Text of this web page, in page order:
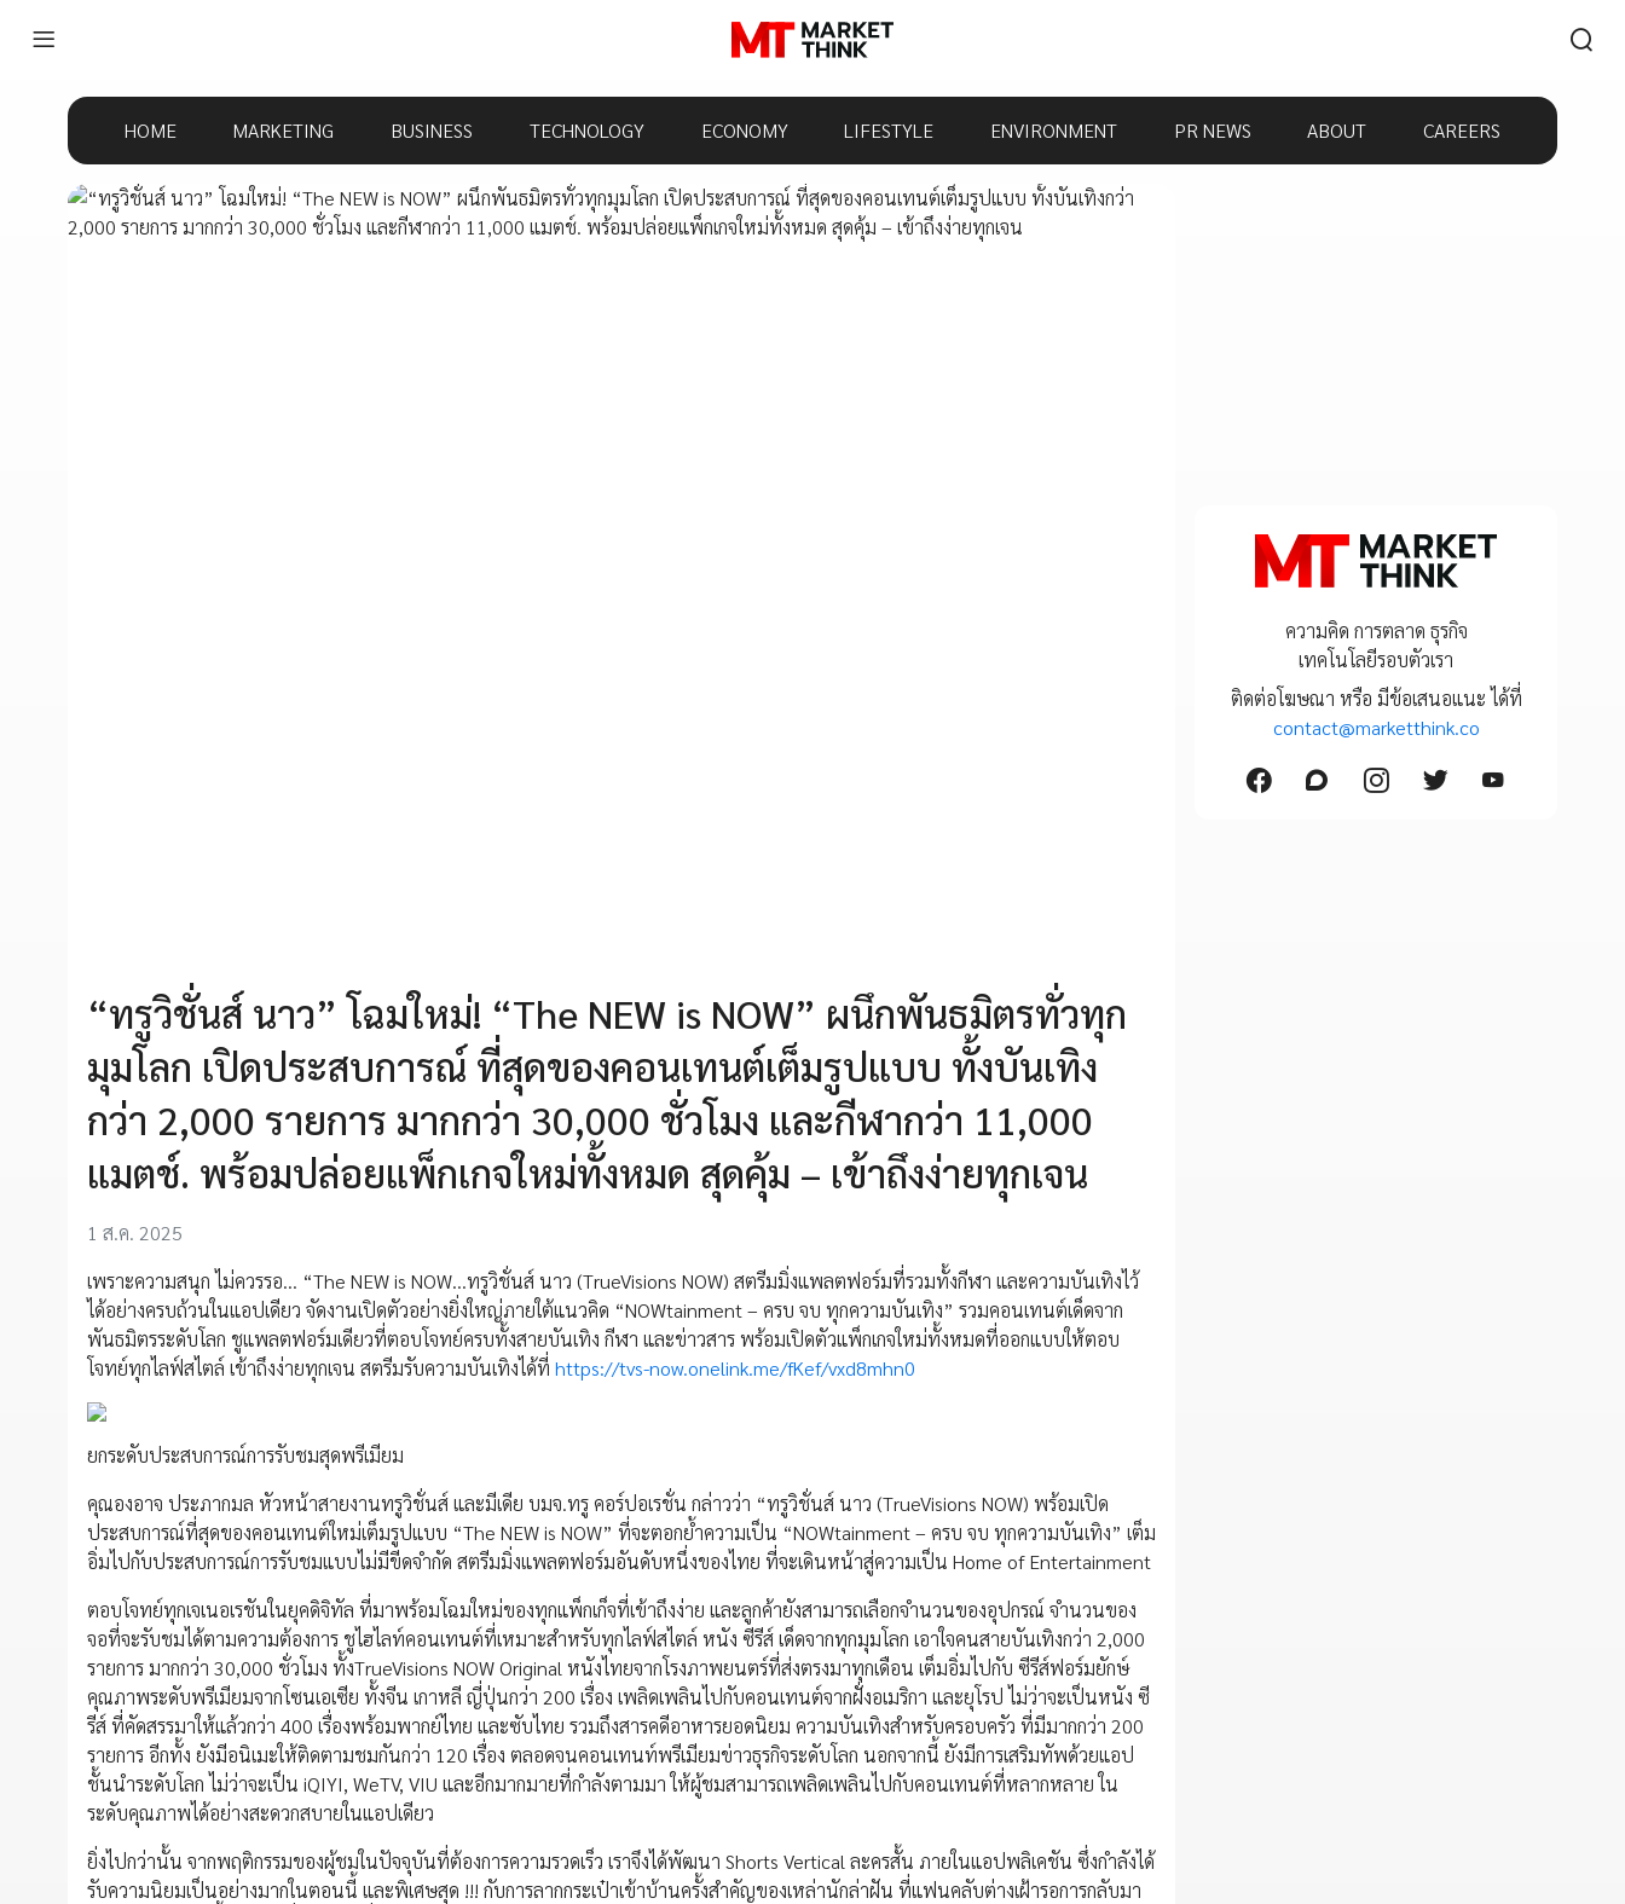
HOME MARKETING BUSINESS TECHNOLOGY ECONOMY LIFESTYLE ENVIRONMENT PR NEWS ABOUT CAREERS
“ทรูวิชั่นส์ นาว” โฉมใหม่! “The NEW is NOW” ผนึกพันธมิตรทั่วทุก
มุมโลก เปิดประสบการณ์ ที่สุดของคอนเทนต์เต็มรูปแบบ ทั้งบันเทิง
กว่า 2,000 รายการ มากกว่า 30,000 ชั่วโมง และกีฬากว่า 11,000
แมตช์. พร้อมปล่อยแพ็กเกจใหม่ทั้งหมด สุดคุ้ม – เข้าถึงง่ายทุกเจน
1 ส.ค. 2025
เพราะความสนุก ไม่ควรรอ… “The NEW is NOW…ทรูวิชั่นส์ นาว (TrueVisions NOW) สตรีมมิ่งแพลตฟอร์มที่รวมทั้งกีฬา และความบันเทิงไว้
ได้อย่างครบถ้วนในแอปเดียว จัดงานเปิดตัวอย่างยิ่งใหญ่ภายใต้แนวคิด “NOWtainment – ครบ จบ ทุกความบันเทิง” รวมคอนเทนต์เด็ดจาก
พันธมิตรระดับโลก ชูแพลตฟอร์มเดียวที่ตอบโจทย์ครบทั้งสายบันเทิง กีฬา และข่าวสาร พร้อมเปิดตัวแพ็กเกจใหม่ทั้งหมดที่ออกแบบให้ตอบ
โจทย์ทุกไลฟ์สไตล์ เข้าถึงง่ายทุกเจน สตรีมรับความบันเทิงได้ที่ https://tvs-now.onelink.me/fKef/vxd8mhn0
ยกระดับประสบการณ์การรับชมสุดพรีเมียม
คุณองอาจ ประภากมล หัวหน้าสายงานทรูวิชั่นส์ และมีเดีย บมจ.ทรู คอร์ปอเรชั่น กล่าวว่า “ทรูวิชั่นส์ นาว (TrueVisions NOW) พร้อมเปิด
ประสบการณ์ที่สุดของคอนเทนต์ใหม่เต็มรูปแบบ “The NEW is NOW” ที่จะตอกย้ำความเป็น “NOWtainment – ครบ จบ ทุกความบันเทิง” เต็ม
อิ่มไปกับประสบการณ์การรับชมแบบไม่มีขีดจำกัด สตรีมมิ่งแพลตฟอร์มอันดับหนึ่งของไทย ที่จะเดินหน้าสู่ความเป็น Home of Entertainment
ตอบโจทย์ทุกเจเนอเรชันในยุคดิจิทัล ที่มาพร้อมโฉมใหม่ของทุกแพ็กเก็จที่เข้าถึงง่าย และลูกค้ายังสามารถเลือกจำนวนของอุปกรณ์ จำนวนของ
จอที่จะรับชมได้ตามความต้องการ ชูไฮไลท์คอนเทนต์ที่เหมาะสำหรับทุกไลฟ์สไตล์ หนัง ซีรีส์ เด็ดจากทุกมุมโลก เอาใจคนสายบันเทิงกว่า 2,000
รายการ มากกว่า 30,000 ชั่วโมง ทั้งTrueVisions NOW Original หนังไทยจากโรงภาพยนตร์ที่ส่งตรงมาทุกเดือน เต็มอิ่มไปกับ ซีรีส์ฟอร์มยักษ์
คุณภาพระดับพรีเมียมจากโซนเอเซีย ทั้งจีน เกาหลี ญี่ปุ่นกว่า 200 เรื่อง เพลิดเพลินไปกับคอนเทนต์จากฝั่งอเมริกา และยุโรป ไม่ว่าจะเป็นหนัง ซี
รีส์ ที่คัดสรรมาให้แล้วกว่า 400 เรื่องพร้อมพากย์ไทย และซับไทย รวมถึงสารคดีอาหารยอดนิยม ความบันเทิงสำหรับครอบครัว ที่มีมากกว่า 200
รายการ อีกทั้ง ยังมีอนิเมะให้ติดตามชมกันกว่า 120 เรื่อง ตลอดจนคอนเทนท์พรีเมียมข่าวธุรกิจระดับโลก นอกจากนี้ ยังมีการเสริมทัพด้วยแอป
ชั้นนำระดับโลก ไม่ว่าจะเป็น iQIYI, WeTV, VIU และอีกมากมายที่กำลังตามมา ให้ผู้ชมสามารถเพลิดเพลินไปกับคอนเทนต์ที่หลากหลาย ใน
ระดับคุณภาพได้อย่างสะดวกสบายในแอปเดียว
ยิ่งไปกว่านั้น จากพฤติกรรมของผู้ชมในปัจจุบันที่ต้องการความรวดเร็ว เราจึงได้พัฒนา Shorts Vertical ละครสั้น ภายในแอปพลิเคชัน ซึ่งกำลังได้
รับความนิยมเป็นอย่างมากในตอนนี้ และพิเศษสุด !!! กับการลากกระเป๋าเข้าบ้านครั้งสำคัญของเหล่านักล่าฝัน ที่แฟนคลับต่างเฝ้ารอการกลับมา
ความคิด การตลาด ธุรกิจ
เทคโนโลยีรอบตัวเรา
ติดต่อโฆษณา หรือ มีข้อเสนอแนะ ได้ที่
contact@marketthink.co